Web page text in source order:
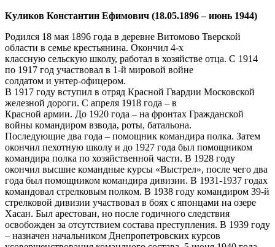
Куликов Константин Ефимович (18.05.1896 – июнь 1944)
Родился 18 мая 1896 года в деревне Витомово Тверской
области в семье крестьянина. Окончил 4-х
классную сельскую школу, работал в хозяйстве отца. С 1914
по 1917 год участвовал в 1-й мировой войне
солдатом и унтер-офицером.
В 1917 году вступил в отряд Красной Гвардии Московской
железной дороги. С апреля 1918 года – в
Красной армии. До 1920 года – на фронтах Гражданской
войны командиром взвода, роты, батальона.
Последующие два года – помощник командира полка. Затем
окончил пехотную школу и до 1927 года был помощником
командира полка по хозяйственной части. В 1928 году
окончил высшие командные курсы «Выстрел», после чего два
года был помощником командира дивизии. В 1931-1937 годах
командовал стрелковым полком. В 1938 году командиром 39-й
стрелковой дивизии участвовал в боях с японцами на озере
Хасан. Был арестован, но после годичного следствия
освобожден за отсутствием состава преступления. В 1939 году
– назначен начальником Днепропетровских курсов